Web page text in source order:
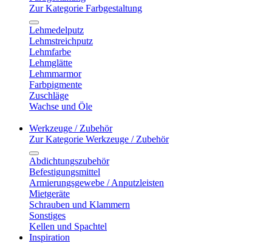
Zur Kategorie Farbgestaltung
Lehmedelputz
Lehmstreichputz
Lehmfarbe
Lehmglätte
Lehmmarmor
Farbpigmente
Zuschläge
Wachse und Öle
Werkzeuge / Zubehör
Zur Kategorie Werkzeuge / Zubehör
Abdichtungszubehör
Befestigungsmittel
Armierungsgewebe / Anputzleisten
Mietgeräte
Schrauben und Klammern
Sonstiges
Kellen und Spachtel
Inspiration